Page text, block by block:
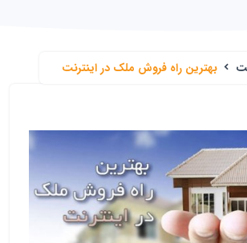
بهترین راه فروش ملک در اینترنت